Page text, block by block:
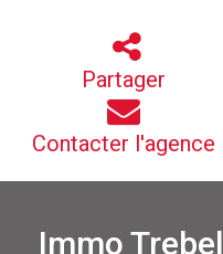
Partager
Contacter l'agence
Immo Trebel